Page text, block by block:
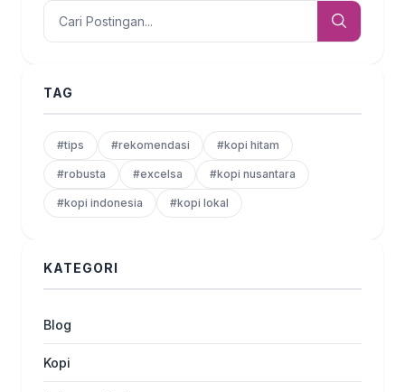
TAG
#tips #rekomendasi #kopi hitam
#robusta #excelsa #kopi nusantara
#kopi indonesia #kopi lokal
KATEGORI
Blog
Kopi